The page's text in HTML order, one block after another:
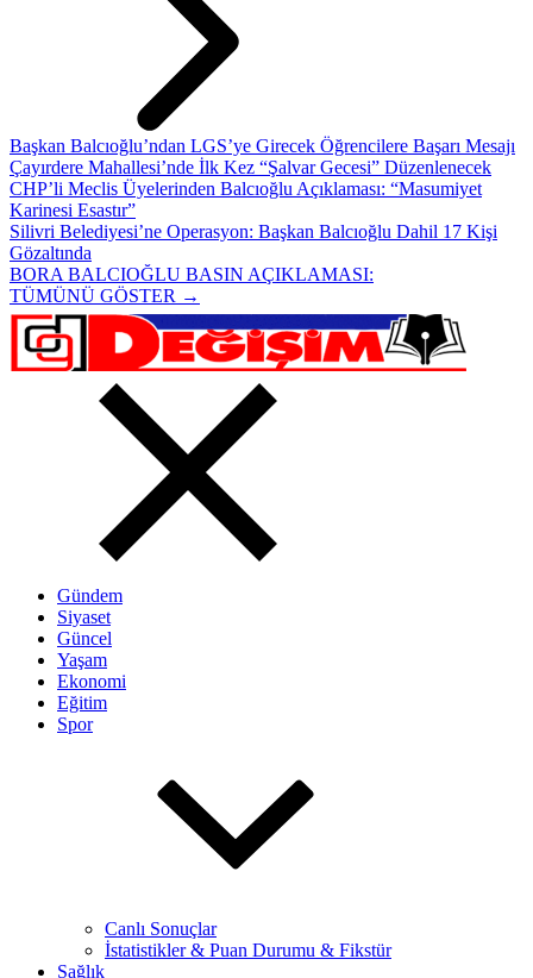
Başkan Balcıoğlu’ndan LGS’ye Girecek Öğrencilere Başarı Mesajı
Çayırdere Mahallesi’nde İlk Kez “Şalvar Gecesi” Düzenlenecek
CHP’li Meclis Üyelerinden Balcıoğlu Açıklaması: “Masumiyet
Karinesi Esastır”
Silivri Belediyesi’ne Operasyon: Başkan Balcıoğlu Dahil 17 Kişi
Gözaltında
BORA BALCIOĞLU BASIN AÇIKLAMASI:
TÜMÜNÜ GÖSTER →
Gündem
Siyaset
Güncel
Yaşam
Ekonomi
Eğitim
Spor
Canlı Sonuçlar
İstatistikler & Puan Durumu & Fikstür
Sağlık